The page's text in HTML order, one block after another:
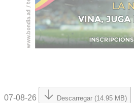
07-08-26 Descarregar (14.95 MB)